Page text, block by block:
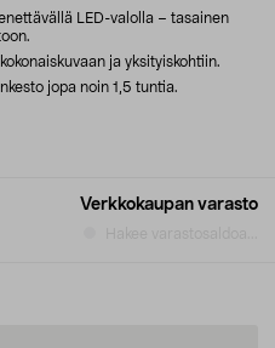
Verkkokaupan varasto
LED-valolla – tasainen
ja yksityiskohtiin.
jopa noin 1,5 tuntia.